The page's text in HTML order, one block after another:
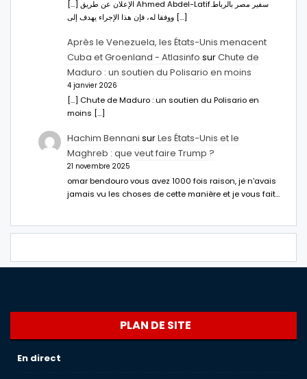
[…] الإعلان عن طريق Ahmed Abdel-Latifسفير مصر بالرباط.
ووفقا له، فإن هذا الإجراء يهدف إلى […]
Après le Venezuela, les États-Unis menacent
Cuba et Groenland - Atlasinfo surChute de
Maduro : un soutien du Polisario en moins
4 janvier 2026
[…] Chute de Maduro : un soutien du Polisario en
moins […]
Hachim Bennani surLes États-Unis et le
Maghreb : que veut faire Trump ?
21 novembre 2025
omar bendouro vous avez 1000 fois raison, je n'avais
jamais vu les choses de cette manière et je vous fait…
PLAN DE SITE
En direct